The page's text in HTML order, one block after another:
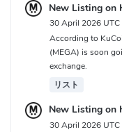
New Listing on
30 April 2026 UTC
According to
(MEGA) is soon
exchange.
リスト
New Listing on
30 April 2026 UTC